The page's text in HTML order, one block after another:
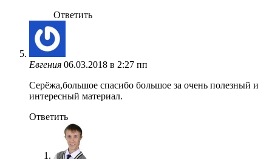
Ответить
Евгения 06.03.2018 в 2:27 пп
Серёжа,большое спасибо большое за очень полезный и
интересный материал.
Ответить